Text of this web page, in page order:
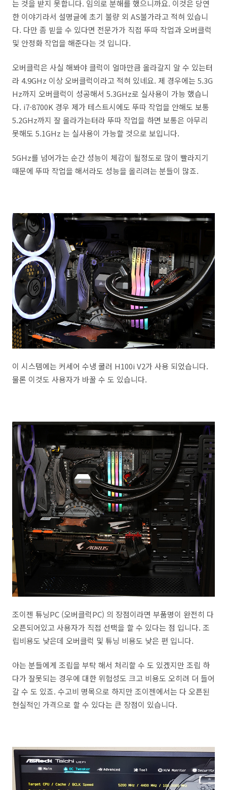
는 것을 받지 못합니다. 임의로 분해를 했으니까요. 이것은 당연
한 이야기라서 설명글에 초기 불량 외 AS불가라고 적혀 있습니
다. 다만 좀 빋을 수 있다면 전문가가 직접 뚜따 작업과 오버클럭
및 안정화 작업을 해준다는 것 입니다.
오버클럭은 사실 해봐야 클럭이 얼마만큼 올라갈지 알 수 있는터
라 4.9GHz 이상 오버클럭이라고 적혀 있네요. 제 경우에는 5.3G
Hz까지 오버클럭이 성공해서 5.3GHz로 실사용이 가능 했습니
다. i7-8700K 경우 제가 테스트시에도 뚜따 작업을 안해도 보통
5.2GHz까지 잘 올라가는터라 뚜따 작업을 하면 보통은 아무리
못해도 5.1GHz 는 실사용이 가능할 것으로 보입니다.
5GHz를 넘어가는 순간 성능이 체감이 될정도로 많이 빨라지기
때문에 뚜따 작업을 해서라도 성능을 올리려는 분들이 많죠.
이 시스템에는 커세어 수냉 쿨러 H100i V2가 사용 되었습니다.
물론 이것도 사용자가 바꿀 수 도 있습니다.
조이젠 튜닝PC (오버클럭PC) 의 장점이라면 부품명이 완전히 다
오픈되어있고 사용자가 직접 선택을 할 수 있다는 점 입니다. 조
립비용도 낮은데 오버클럭 및 튜닝 비용도 낮은 편 입니다.
아는 분들에게 조립을 부탁 해서 처리할 수 도 있겠지만 조립 하
다가 잘못되는 경우에 대한 위험성도 크고 비용도 오히려 더 들어
갈 수 도 있죠. 수고비 명목으로 하지만 조이젠에서는 다 오픈된
현실적인 가격으로 할 수 있다는 큰 장점이 있습니다.